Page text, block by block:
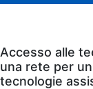
Eventi
Accesso alle
una rete per
tecnologie